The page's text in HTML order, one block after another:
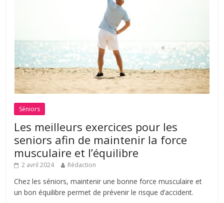
Séniors
Les meilleurs exercices pour les
seniors afin de maintenir la force
musculaire et l’équilibre
2 avril 2024 Rédaction
Chez les séniors, maintenir une bonne force musculaire et
un bon équilibre permet de prévenir le risque d’accident.